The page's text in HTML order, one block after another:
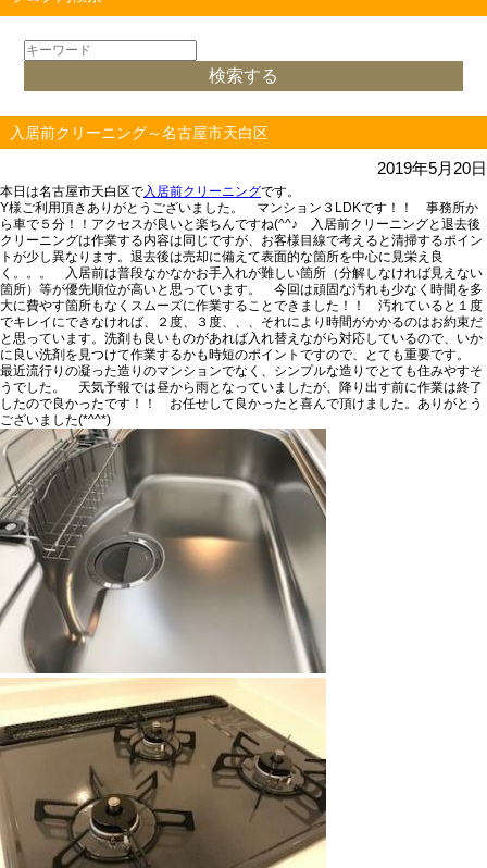
入居前クリーニング～名古屋市天白区
2019年5月20日
本日は名古屋市天白区で入居前クリーニングです。
Y様ご利用頂きありがとうございました。 マンション３LDKです！！ 事務所か
ら車で５分！！アクセスが良いと楽ちんですね(^^♪
入居前クリーニングと退去後
クリーニングは作業する内容は同じですが、お客様目線で考えると清掃するポイン
トが少し異なります。 退去後は売却に備えて表面的な箇所を中心に見栄え良
く。。。
入 居前は普段なかなかお手入れが難しい箇所 （分解しなければ見えない
箇所）等が優先順位が高いと思っています。 今回は頑固な汚れも少なく時間を多
大に費やす箇所もなくスムーズに作業することできました！！ 汚れていると１度
でキレイにできなければ、２度、３度、、、それにより時間がかかるのはお約束だ
と思っています。洗剤も良いものがあれば入れ替えながら対応しているので、いか
に良い洗剤を見つけて作業するかも時短のポイントですので、とても重要です。
最近流行りの凝った造りのマンションでなく、シンプルな造りでとても住みやすそ
うでした。 天気予報では昼から雨となっていましたが、降り出す前に作業は終了
したので良かったです！！ お任せして良かったと喜んで頂けました。ありがとう
ございました(*^^*)